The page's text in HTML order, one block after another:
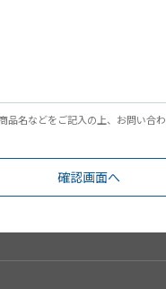
品名などをご記入の上、お問い合わ